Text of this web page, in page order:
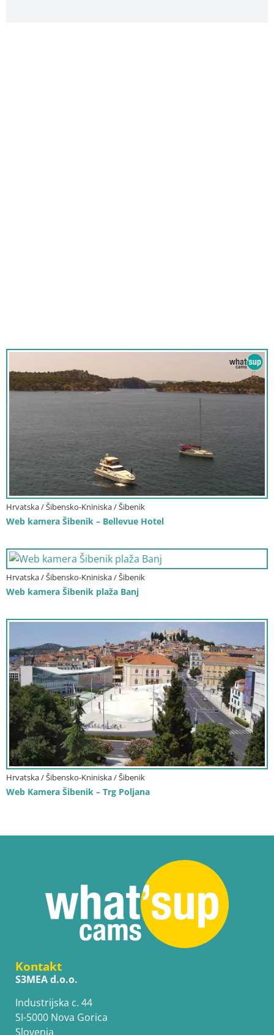
Hrvatska / Šibensko-Kniniska / Šibenik
Web kamera Šibenik – Bellevue Hotel
Hrvatska / Šibensko-Kniniska / Šibenik
Web kamera Šibenik plaža Banj
Hrvatska / Šibensko-Kniniska / Šibenik
Web Kamera Šibenik – Trg Poljana
Kontakt
S3MEA d.o.o.
Industrijska c. 44
SI-5000 Nova Gorica
Slovenia